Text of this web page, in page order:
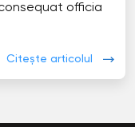
officia
Citește articolul